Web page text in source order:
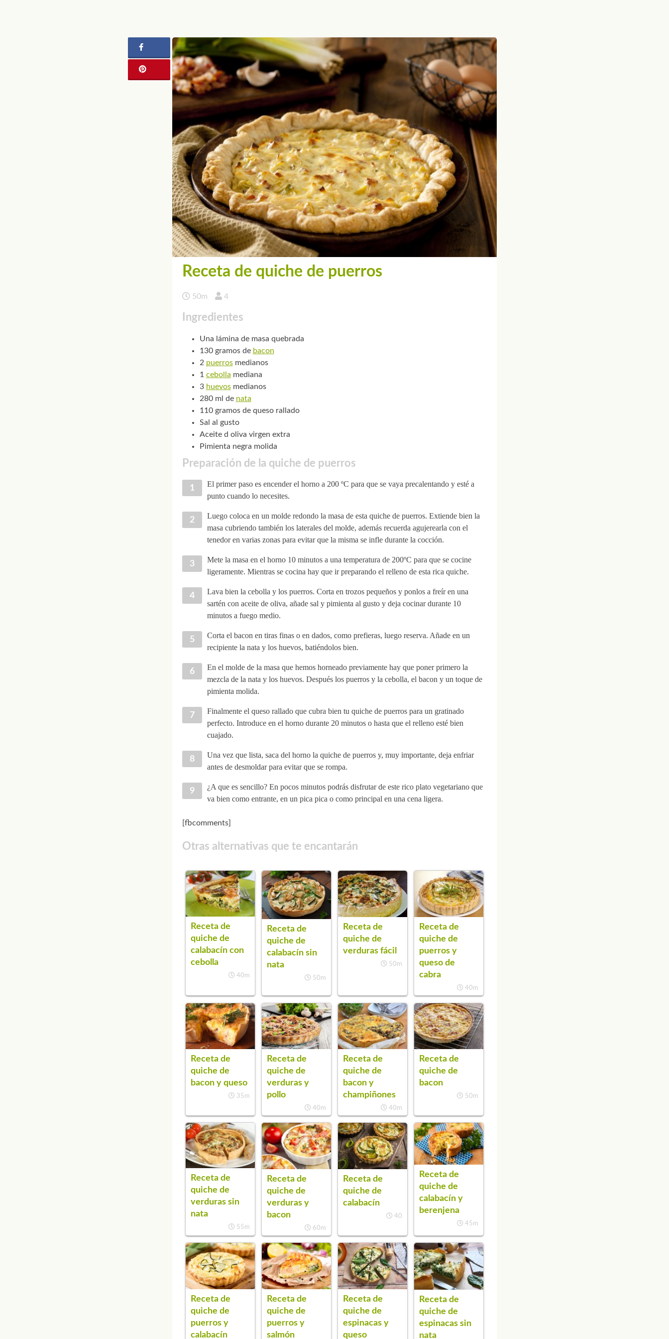
Receta de quiche de puerros
50m 4
Ingredientes
Una lámina de masa quebrada
130 gramos de bacon
2 puerrosmedianos
1 cebolla mediana
3 huevosmedianos
280 ml de nata
110 gramos de queso rallado
Sal al gusto
Aceite d oliva virgen extra
Pimienta negra molida
Preparación de la quiche de puerros
El primer paso es encender el horno a 200 ºC para que se vaya precalentando y esté a
punto cuando lo necesites.
Luego coloca en un molde redondo la masa de esta quiche de puerros. Extiende bien la
masa cubriendo también los laterales del molde, además recuerda agujerearla con el
tenedor en varias zonas para evitar que la misma se infle durante la cocción.
Mete la masa en el horno 10 minutos a una temperatura de 200ºC para que se cocine
ligeramente. Mientras se cocina hay que ir preparando el relleno de esta rica quiche.
Lava bien la cebolla y los puerros. Corta en trozos pequeños y ponlos a freír en una
sartén con aceite de oliva, añade sal y pimienta al gusto y deja cocinar durante 10
minutos a fuego medio.
Corta el bacon en tiras finas o en dados, como prefieras, luego reserva. Añade en un
recipiente la nata y los huevos, batiéndolos bien.
En el molde de la masa que hemos horneado previamente hay que poner primero la
mezcla de la nata y los huevos. Después los puerros y la cebolla, el bacon y un toque de
pimienta molida.
Finalmente el queso rallado que cubra bien tu quiche de puerros para un gratinado
perfecto. Introduce en el horno durante 20 minutos o hasta que el relleno esté bien
cuajado.
Una vez que lista, saca del horno la quiche de puerros y, muy importante, deja enfriar
antes de desmoldar para evitar que se rompa.
¿A que es sencillo? En pocos minutos podrás disfrutar de este rico plato vegetariano que
va bien como entrante, en un pica pica o como principal en una cena ligera.
[fbcomments]
Otras alternativas que te encantarán
Receta de
quiche de
calabacín con
cebolla
40m
Receta de
quiche de
calabacín sin
nata
50m
Receta de
quiche de
verduras fácil
50m
Receta de
quiche de
puerros y
queso de
cabra
40m
Receta de
quiche de
bacon y queso
35m
Receta de
quiche de
verduras y
pollo
40m
Receta de
quiche de
bacon y
champiñones
40m
Receta de
quiche de
bacon
50m
Receta de
quiche de
verduras sin
nata
55m
Receta de
quiche de
verduras y
bacon
60m
Receta de
quiche de
calabacín
40
Receta de
quiche de
calabacín y
berenjena
45m
Receta de
quiche de
puerros y
calabacín
Receta de
quiche de
puerros y
salmón
Receta de
quiche de
espinacas y
queso
Receta de
quiche de
espinacas sin
nata